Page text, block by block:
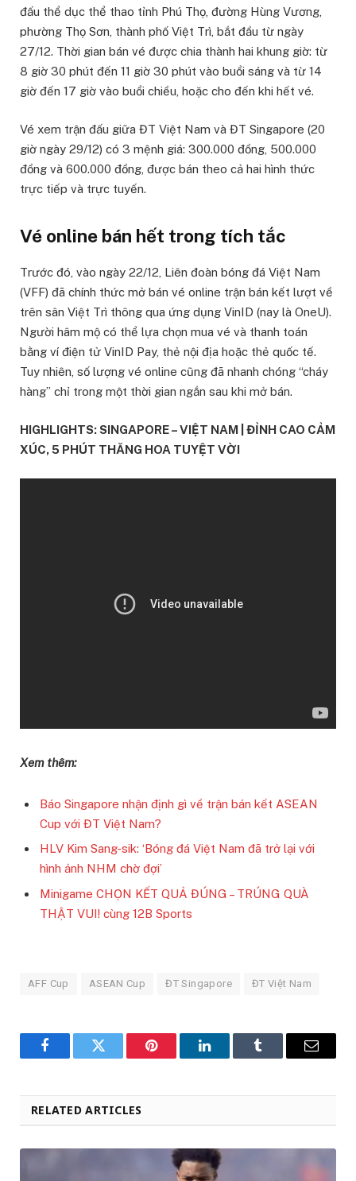
đấu thể dục thể thao tỉnh Phú Thọ, đường Hùng Vương,
phường Thọ Sơn, thành phố Việt Trì, bắt đầu từ ngày
27/12. Thời gian bán vé được chia thành hai khung giờ: từ
8 giờ 30 phút đến 11 giờ 30 phút vào buổi sáng và từ 14
giờ đến 17 giờ vào buổi chiều, hoặc cho đến khi hết vé.
Vé xem trận đấu giữa ĐT Việt Nam và ĐT Singapore (20
giờ ngày 29/12) có 3 mệnh giá: 300.000 đồng, 500.000
đồng và 600.000 đồng, được bán theo cả hai hình thức
trực tiếp và trực tuyến.
Vé online bán hết trong tích tắc
Trước đó, vào ngày 22/12, Liên đoàn bóng đá Việt Nam
(VFF) đã chính thức mở bán vé online trận bán kết lượt về
trên sân Việt Trì thông qua ứng dụng VinID (nay là OneU).
Người hâm mộ có thể lựa chọn mua vé và thanh toán
bằng ví điện tử VinID Pay, thẻ nội địa hoặc thẻ quốc tế.
Tuy nhiên, số lượng vé online cũng đã nhanh chóng “cháy
hàng” chỉ trong một thời gian ngắn sau khi mở bán.
HIGHLIGHTS: SINGAPORE – VIỆT NAM | ĐỈNH CAO CẢM
XÚC, 5 PHÚT THĂNG HOA TUYỆT VỜI
Xem thêm:
Báo Singapore nhận định gì về trận bán kết ASEAN
Cup với ĐT Việt Nam?
HLV Kim Sang-sik: ‘Bóng đá Việt Nam đã trở lại với
hình ảnh NHM chờ đợi’
Minigame CHỌN KẾT QUẢ ĐÚNG – TRÚNG QUÀ
THẬT VUI! cùng 12B Sports
AFF Cup ASEAN Cup ĐT Singapore ĐT Việt Nam
FacebookTwitter Pinterest LinkedInTumblr Email
RELATED ARTICLES